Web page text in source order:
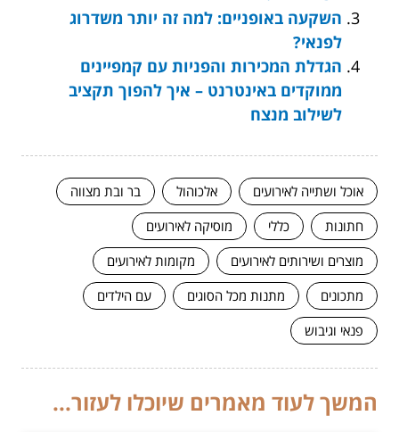
השקעה באופניים: למה זה יותר משדרוג
לפנאי?
הגדלת המכירות והפניות עם קמפיינים
ממוקדים באינטרנט – איך להפוך תקציב
לשילוב מנצח
אוכל ושתייה לאירועים אלכוהול
בר ובת מצווה
חתונות
כללי
מוסיקה לאירועים
מוצרים ושירותים לאירועים
מקומות לאירועים
מתכונים
מתנות מכל הסוגים
עם הילדים
פנאי וגיבוש
המשך לעוד מאמרים שיוכלו לעזור...